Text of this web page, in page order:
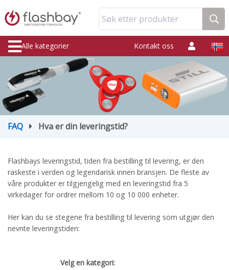
Søk etter produkter
Alle kategorier Kontakt oss
FAQ Hva er din leveringstid?
Flashbays leveringstid, tiden fra bestilling til levering, er den
raskeste i verden og legendarisk innen bransjen. De fleste av
våre produkter er tilgjengelig med en leveringstid fra 5
virkedager for ordrer mellom 10 og 10 000 enheter.
Her kan du se stegene fra bestilling til levering som utgjør den
nevnte leveringstiden:
Velg en kategori: